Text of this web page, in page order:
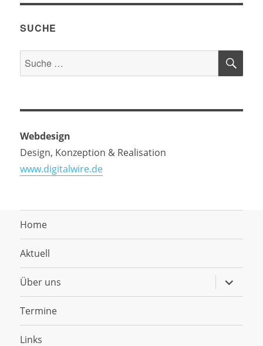
SUCHE
Suche
nach:
Webdesign
Design, Konzeption & Realisation
www.digitalwire.de
Home
Aktuell
Über uns anzeigen
Termine
Links